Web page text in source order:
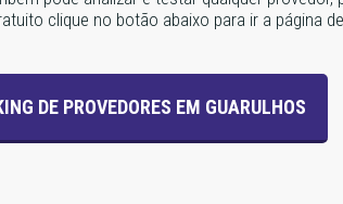
clique no botão abaixo para ir a página
DE PROVEDORES EM GUARULHOS